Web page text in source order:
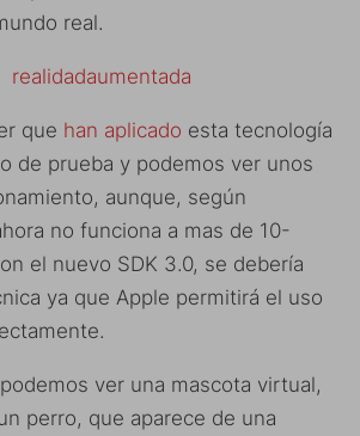
real.
que han aplicado esta tecnología
de prueba y podemos ver unos
aunque, según
no funciona a mas de 10-
el nuevo SDK 3.0, se debería
ya que Apple permitirá el uso
ver una mascota virtual,
perro, que aparece de una